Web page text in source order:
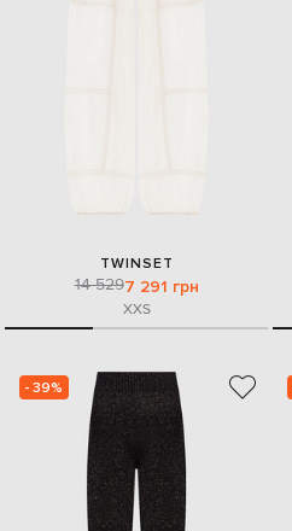
TWINSET
14 5297 291 грн
XXS
- 39%